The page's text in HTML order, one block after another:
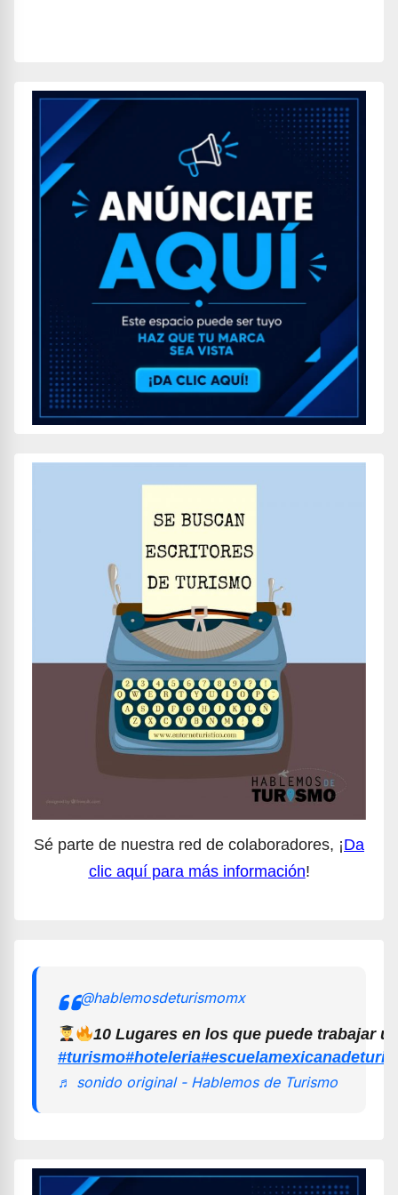
Sé parte de nuestra red de colaboradores, ¡Da
clic aquí para más información!
@hablemosdeturismomx
10 Lugares en los que puede trabajar
#turismo#hoteleria
♬ sonido original - Hablemos de Turismo